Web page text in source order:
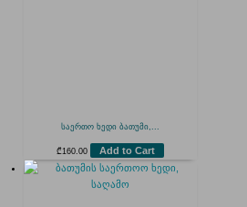
საერთო ხედი ბათუმი,...
₾ 160.00 Add to Cart